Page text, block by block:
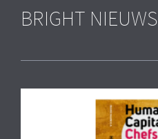
BRIGHT NIEUWS